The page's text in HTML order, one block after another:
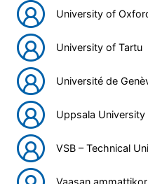
University of
University of Tartu
Université de
Uppsala University
VSB – Technical
Vaasan